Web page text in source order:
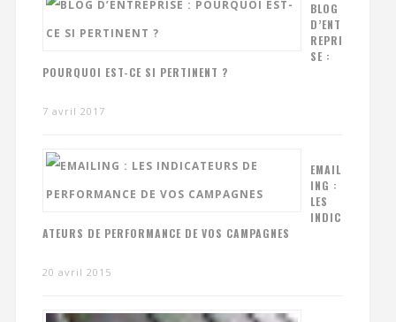
BLOG
D’ENT
REPRI
SE :
POURQUOI EST-CE SI PERTINENT ?
7 avril 2017
EMAIL
ING :
LES
INDIC
ATEURS DE PERFORMANCE DE VOS CAMPAGNES
20 avril 2015